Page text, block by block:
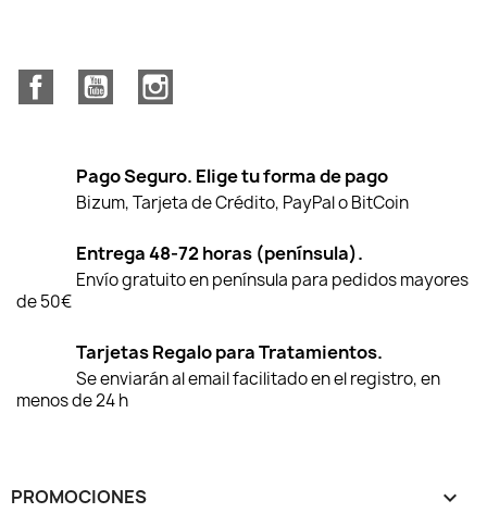
FacebookYouTube
Pago Seguro. Elige tu forma de pago
Bizum, Tarjeta de Crédito, PayPal o BitCoin
Entrega 48-72 horas (península).
Envío gratuito en península para pedidos mayores
de 50€
Tarjetas Regalo para Tratamientos.
Se enviarán al email facilitado en el registro, en
menos de 24 h
PROMOCIONES 